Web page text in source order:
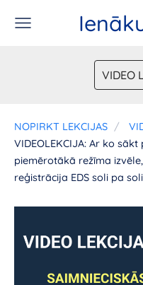
VIDEO
NOPIRKT LEKCIJAS
VIDEOLEKCIJA: Ar ko
piemērotākā režīma
reģistrācija EDS soli pa